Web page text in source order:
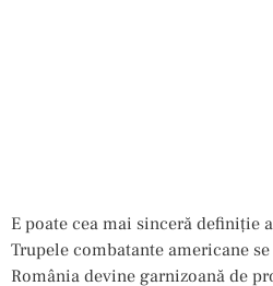
E poate cea mai sinceră
Trupele combatante americane
România devine garnizoană de